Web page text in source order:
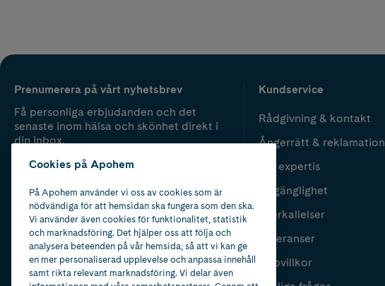
Prenumerera på vårt nyhetsbrev
Få personliga erbjudanden och det
senaste inom hälsa och skönhet direkt i
din inbox.
Kundservice
Rådgivning & kontakt
Ångerrätt & reklamation
Vår expertis
Tillgänglighet
Återkallelser
Leveranser
Köpvillkor
Cookies på Apohem
På Apohem använder vi oss av cookies som är
nödvändiga för att hemsidan ska fungera som den ska.
Vi använder även cookies för funktionalitet, statistik
och marknadsföring. Det hjälper oss att följa och
analysera beteenden på vår hemsida, så att vi kan ge
en mer personaliserad upplevelse och anpassa innehåll
samt rikta relevant marknadsföring. Vi delar även